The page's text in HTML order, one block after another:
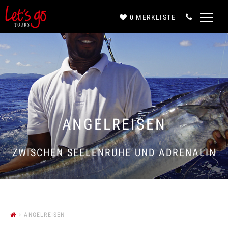
0 MERKLISTE
ZWISCHEN SEELENRUHE UND ADRENALIN
ANGELREISEN
ANGELREISEN
Anrede*
Vorname*
Nachname*